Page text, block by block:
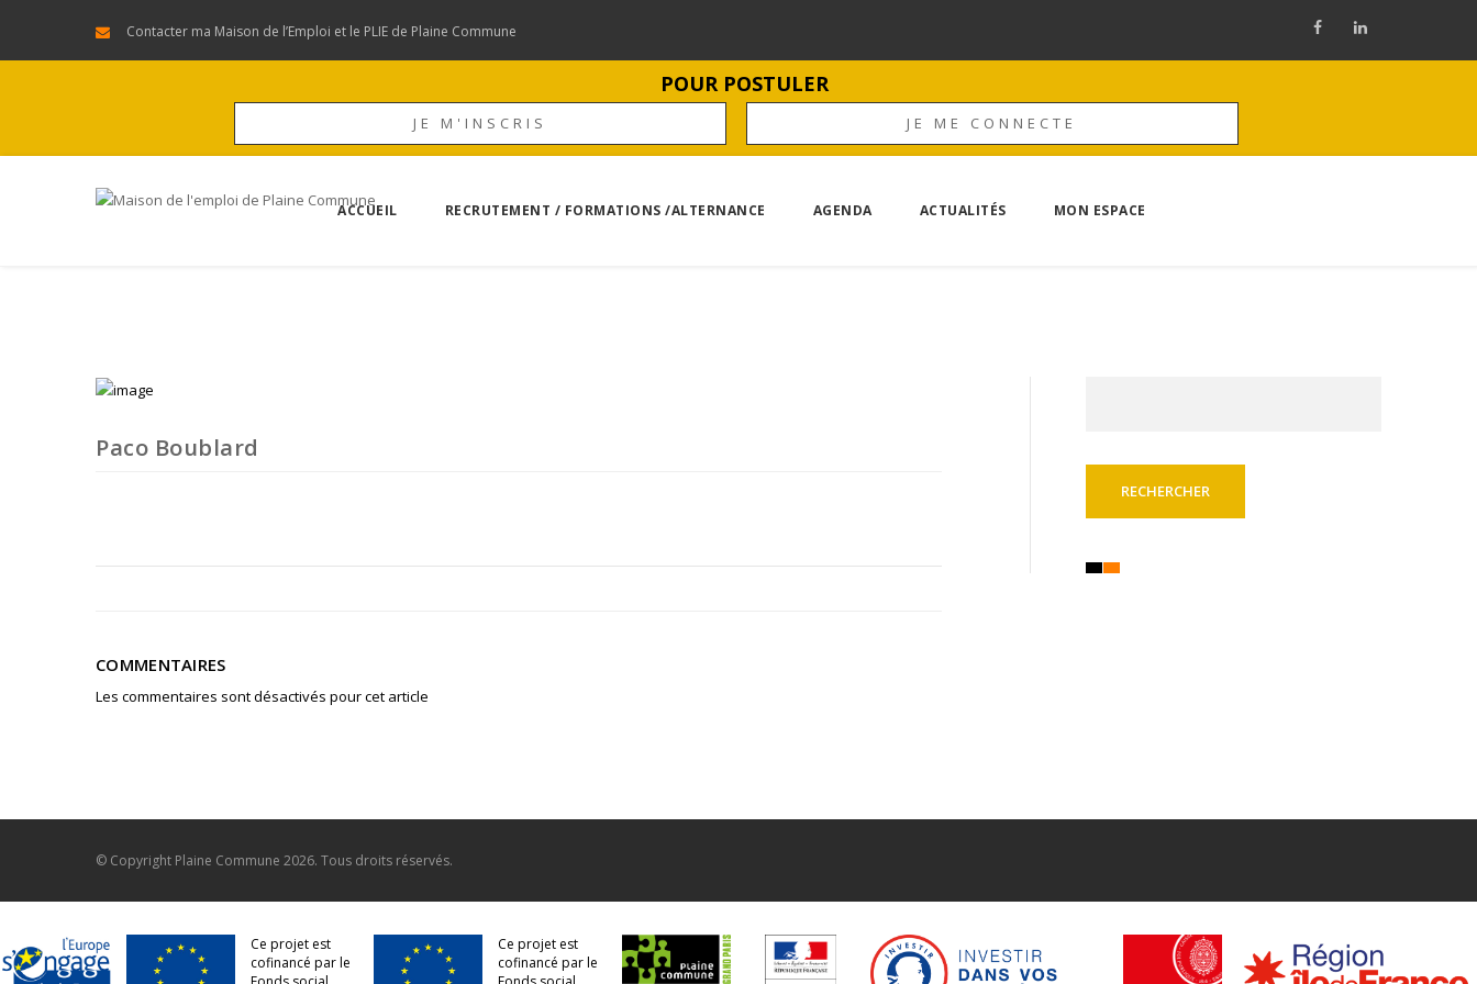
Contacter ma Maison de l’Emploi et le PLIE de Plaine Commune
POUR POSTULER
JE M'INSCRIS JE ME CONNECTE
ACCUEIL RECRUTEMENT / FORMATIONS /ALTERNANCE AGENDA ACTUALITÉS MON ESPACE
Paco Boublard
COMMENTAIRES
Les commentaires sont désactivés pour cet article
© Copyright Plaine Commune 2026. Tous droits réservés.
Ce projet est
cofinancé par le
Ce projet est
cofinancé par le